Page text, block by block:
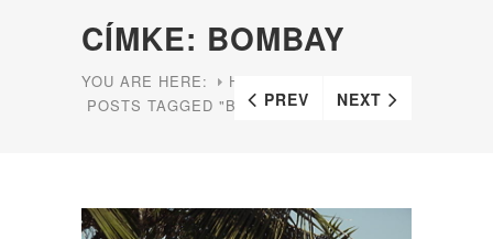
CÍMKE: BOMBAY
YOU ARE HERE:
HOME
POSTS TAGGED "BOMBAY"
PREV NEXT